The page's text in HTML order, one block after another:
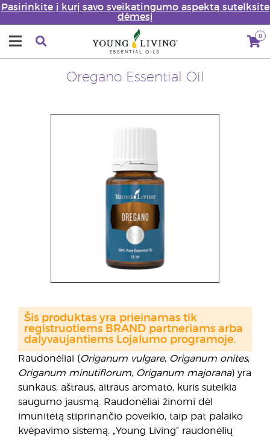
Pasirinkite į kurį savo sveikatingumo aspektą sutelksite
dėmesį
0
Oregano Essential Oil
Raudonėliai (Origanum vulgare, Origanum onites,
Origanum minutiflorum, Origanum majorana) yra
sunkaus, aštraus, aitraus aromato, kuris suteikia
saugumo jausmą. Raudonėliai žinomi dėl
imunitetą stiprinančio poveikio, taip pat palaiko
kvėpavimo sistemą. „Young Living“ raudonėlių
Šis produktas yra prieinamas tik
registruotiems BRAND partneriams arba
dalyvaujantiems Lojalumo programoje.